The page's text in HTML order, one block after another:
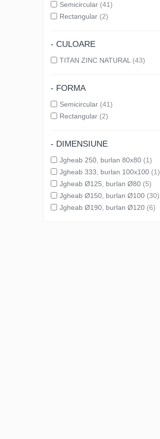
Dispozitiv de indoit
Semicircular (41)
Rectangular (2)
- CULOARE
TITAN ZINC NATURAL (43)
- FORMA
Semicircular (41)
Rectangular (2)
- DIMENSIUNE
Jgheab 250, burlan 80x80 (1)
Jgheab 333, burlan 100x100 (1)
Jgheab Ø125, burlan Ø80 (5)
Jgheab Ø150, burlan Ø100 (30)
Jgheab Ø190, burlan Ø120 (6)